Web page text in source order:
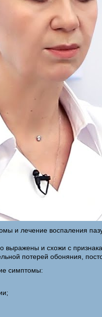
и лечение воспаления
выражены и схожи с
потерей обоняния,
симптомы: